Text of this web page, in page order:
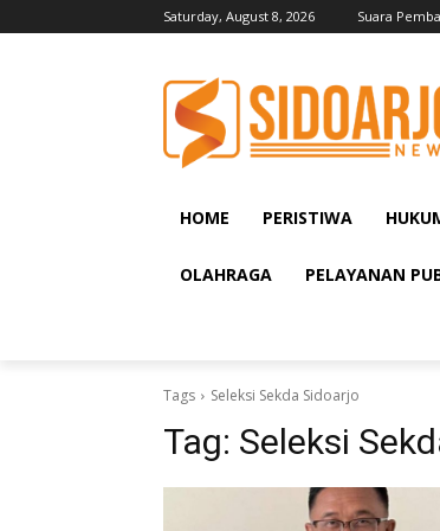
Saturday, August 8, 2026 Suara
HOME PERISTIWA
OLAHRAGA PELAYANAN
Tags Seleksi Sekda Sidoarjo
Tag: Seleksi